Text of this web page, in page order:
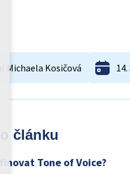
Michaela Kosičová 14.
článku
Tone of Voice?